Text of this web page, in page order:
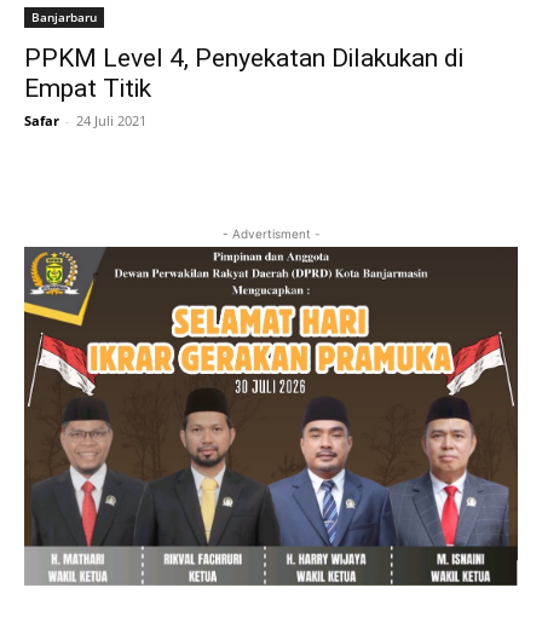
Banjarbaru
PPKM Level 4, Penyekatan Dilakukan di
Empat Titik
Safar - 24 Juli 2021
- Advertisment -